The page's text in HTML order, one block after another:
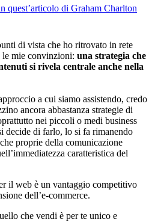
quest’articolo di Graham Charlton
di vista che ho ritrovato in rete
le mie convinzioni: una strategia che
si rivela centrale anche nella
a cui siamo assistendo, credo
ancora abbastanza strategie di
nei piccoli o medi business
decide di farlo, lo si fa rimanendo
proprie della comunicazione
caratteristica del
il web è un vantaggio competitivo
dell’e-commerce.
che vendi è per te unico e